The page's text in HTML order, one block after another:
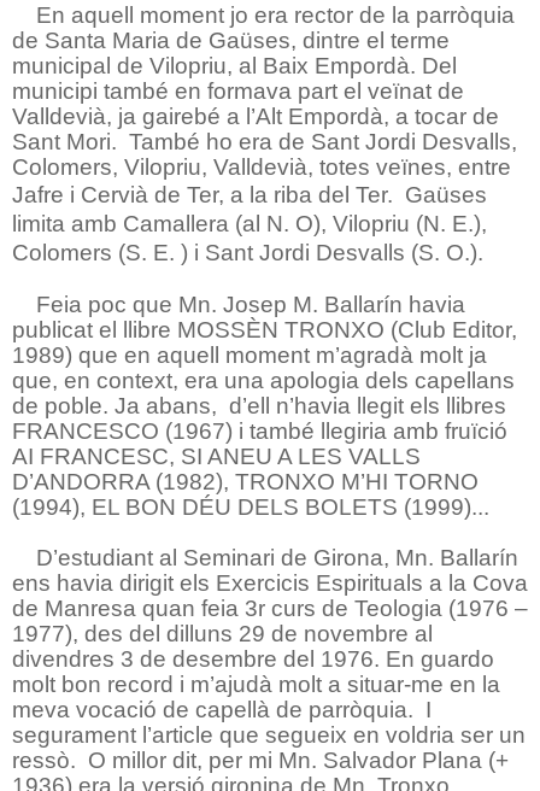
En aquell moment jo era rector de la parròquia
de Santa Maria de Gaüses, dintre el terme
municipal de Vilopriu, al Baix Empordà. Del
municipi també en formava part el veïnat de
Valldevià, ja gairebé a l’Alt Empordà, a tocar de
Sant Mori. També ho era de Sant Jordi Desvalls,
Colomers, Vilopriu, Valldevià, totes veïnes, entre
Jafre i Cervià de Ter, a la riba del Ter. Gaüses
limita amb Camallera (al N. O), Vilopriu (N. E.),
Colomers (S. E. ) i Sant Jordi Desvalls (S. O.).
Feia poc que Mn. Josep M. Ballarín havia
publicat el llibre MOSSÈN TRONXO (Club Editor,
1989) que en aquell moment m’agradà molt ja
que, en context, era una apologia dels capellans
de poble. Ja abans, d’ell n’havia llegit els llibres
FRANCESCO (1967) i també llegiria amb fruïció
AI FRANCESC, SI ANEU A LES VALLS
D’ANDORRA (1982), TRONXO M’HI TORNO
(1994), EL BON DÉU DELS BOLETS (1999)...
D’estudiant al Seminari de Girona, Mn. Ballarín
ens havia dirigit els Exercicis Espirituals a la Cova
de Manresa quan feia 3r curs de Teologia (1976 –
1977), des del dilluns 29 de novembre al
divendres 3 de desembre del 1976. En guardo
molt bon record i m’ajudà molt a situar-me en la
meva vocació de capellà de parròquia. I
segurament l’article que segueix en voldria ser un
ressò. O millor dit, per mi Mn. Salvador Plana (+
1936) era la versió gironina de Mn. Tronxo.